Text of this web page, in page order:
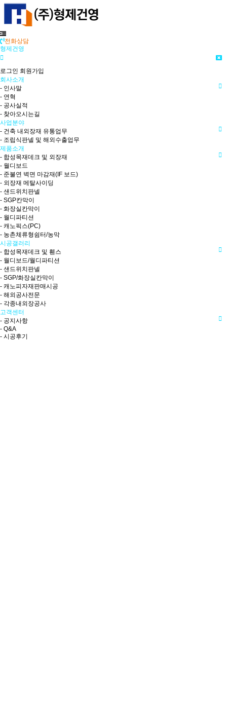
전화상담
형제건영
로그인 회원가입
회사소개
- 인사말
- 연혁
- 공사실적
- 찾아오시는길
사업분야
- 건축 내외장재 유통업무
- 조립식판넬 및 해외수출업무
제품소개
- 합성목재데크 및 외장재
- 월디보드
- 준불연 벽면 마감재(IF 보드)
- 외장재 메탈사이딩
- 샌드위치판넬
- SGP칸막이
- 화장실칸막이
- 월디파티션
- 캐노픽스(PC)
- 농촌체류형쉼터/농막
시공갤러리
- 합성목재데크 및 휀스
- 월디보드/월디파티션
- 샌드위치판넬
- SGP/화장실칸막이
- 캐노피자재판매시공
- 해외공사전문
- 각종내외장공사
고객센터
- 공지사항
- Q&A
- 시공후기